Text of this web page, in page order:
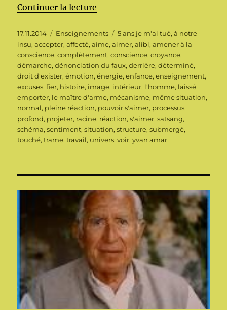
Continuer la lecture
Publié
le
17.11.2014 Catégories
Enseignements Étiquettes
5 ans je m'ai tué,à notre
insu,accepter,affecté,aime,aimer,alibi,amener à la
conscience,complètement,conscience,croyance,
démarche,dénonciation du faux,derrière,déterminé,
droit d'exister,émotion,énergie,enfance,enseignement,
excuses,fier, histoire, image, intérieur, l'homme, laissé
emporter, le maître d'arme, mécanisme, même situation,
normal, pleine réaction, pouvoir s'aimer, processus,
profond, projeter, racine, réaction,s'aimer,satsang,
schéma,sentiment,situation,structure,submergé,
touché,trame,travail, univers,voir,yvan amar